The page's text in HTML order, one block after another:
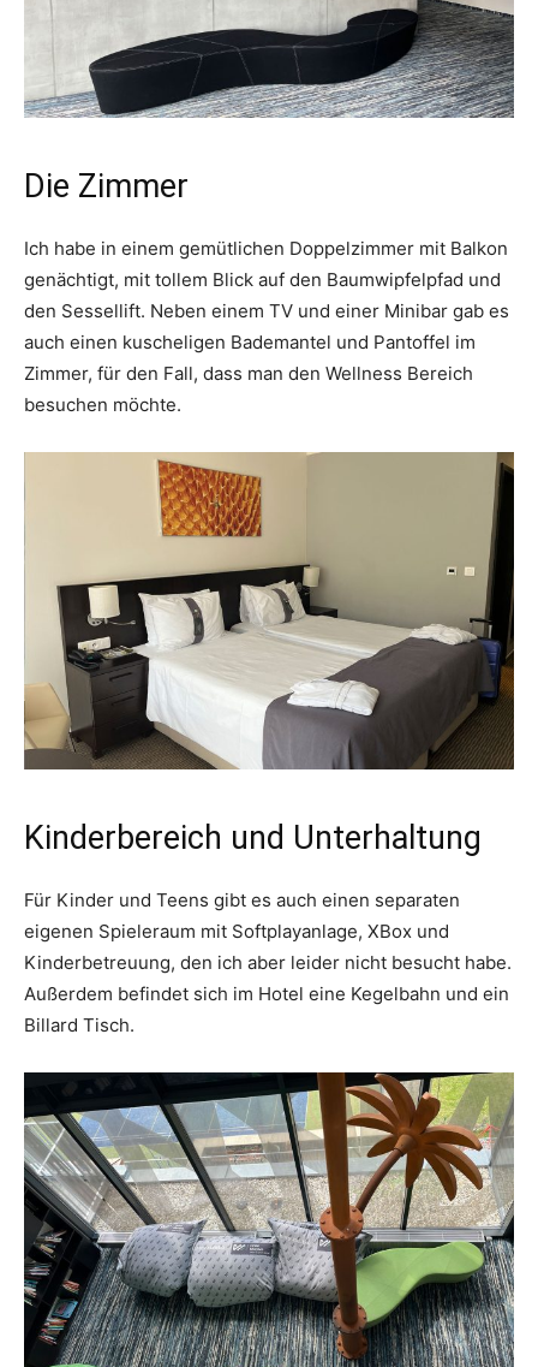
Die Zimmer
Ich habe in einem gemütlichen Doppelzimmer mit Balkon
genächtigt, mit tollem Blick auf den Baumwipfelpfad und
den Sessellift. Neben einem TV und einer Minibar gab es
auch einen kuscheligen Bademantel und Pantoffel im
Zimmer, für den Fall, dass man den Wellness Bereich
besuchen möchte.
Kinderbereich und Unterhaltung
Für Kinder und Teens gibt es auch einen separaten
eigenen Spieleraum mit Softplayanlage, XBox und
Kinderbetreuung, den ich aber leider nicht besucht habe.
Außerdem befindet sich im Hotel eine Kegelbahn und ein
Billard Tisch.